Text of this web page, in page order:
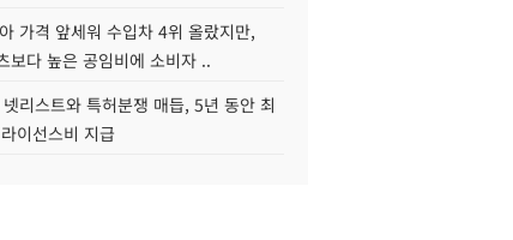
가격 앞세워 수입차 4위 올랐지만,
보다 높은 공임비에 소비자 ..
리스트와 특허분쟁 매듭, 5년 동안 최
이선스비 지급